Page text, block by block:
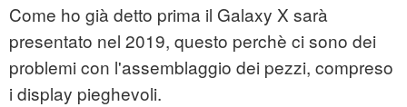
Come ho già detto prima il Galaxy X sarà
presentato nel 2019, questo perchè ci sono dei
problemi con l'assemblaggio dei pezzi, compreso
i display pieghevoli.